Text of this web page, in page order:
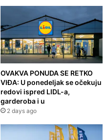
OVAKVA PONUDA SE RETKO
VIĐA: U ponedeljak se očekuju
redovi ispred LIDL-a,
garderoba i u
2 days ago